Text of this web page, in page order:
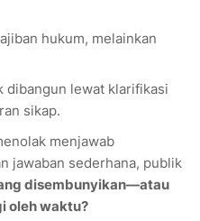
hukum, melainkan
dibangun lewat klarifikasi
sikap.
menjawab
jawaban sederhana, publik
disembunyikan—atau
oleh waktu?